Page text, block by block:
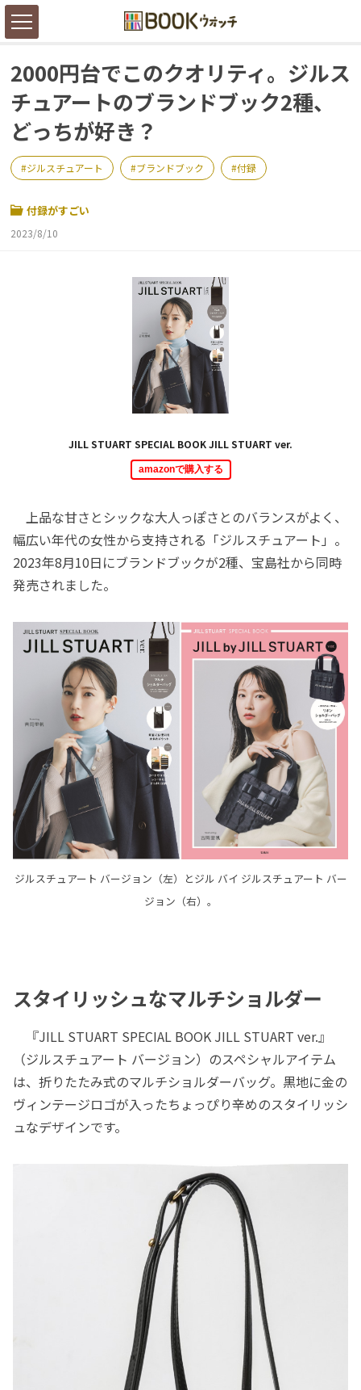
2000円台でこのクオリティ。ジルス
チュアートのブランドブック2種、
どっちが好き？
ジルスチュアート ブランドブック 付録
付録がすごい
2023/8/10
JILL STUART SPECIAL BOOK JILL STUART ver.
amazonで購入する
上品な甘さとシックな大人っぽさとのバランスがよく、
幅広い年代の女性から支持される「ジルスチュアート」。
2023年8月10日にブランドブックが2種、宝島社から同時
発売されました。
ジルスチュアート バージョン（左）とジル バイ ジルスチュアート バー
ジョン（右）。
スタイリッシュなマルチショルダー
『JILL STUART SPECIAL BOOK JILL STUART ver.』
（ジルスチュアート バージョン）のスペシャルアイテム
は、折りたたみ式のマルチショルダーバッグ。黒地に金の
ヴィンテージロゴが入ったちょっぴり辛めのスタイリッシ
ュなデザインです。